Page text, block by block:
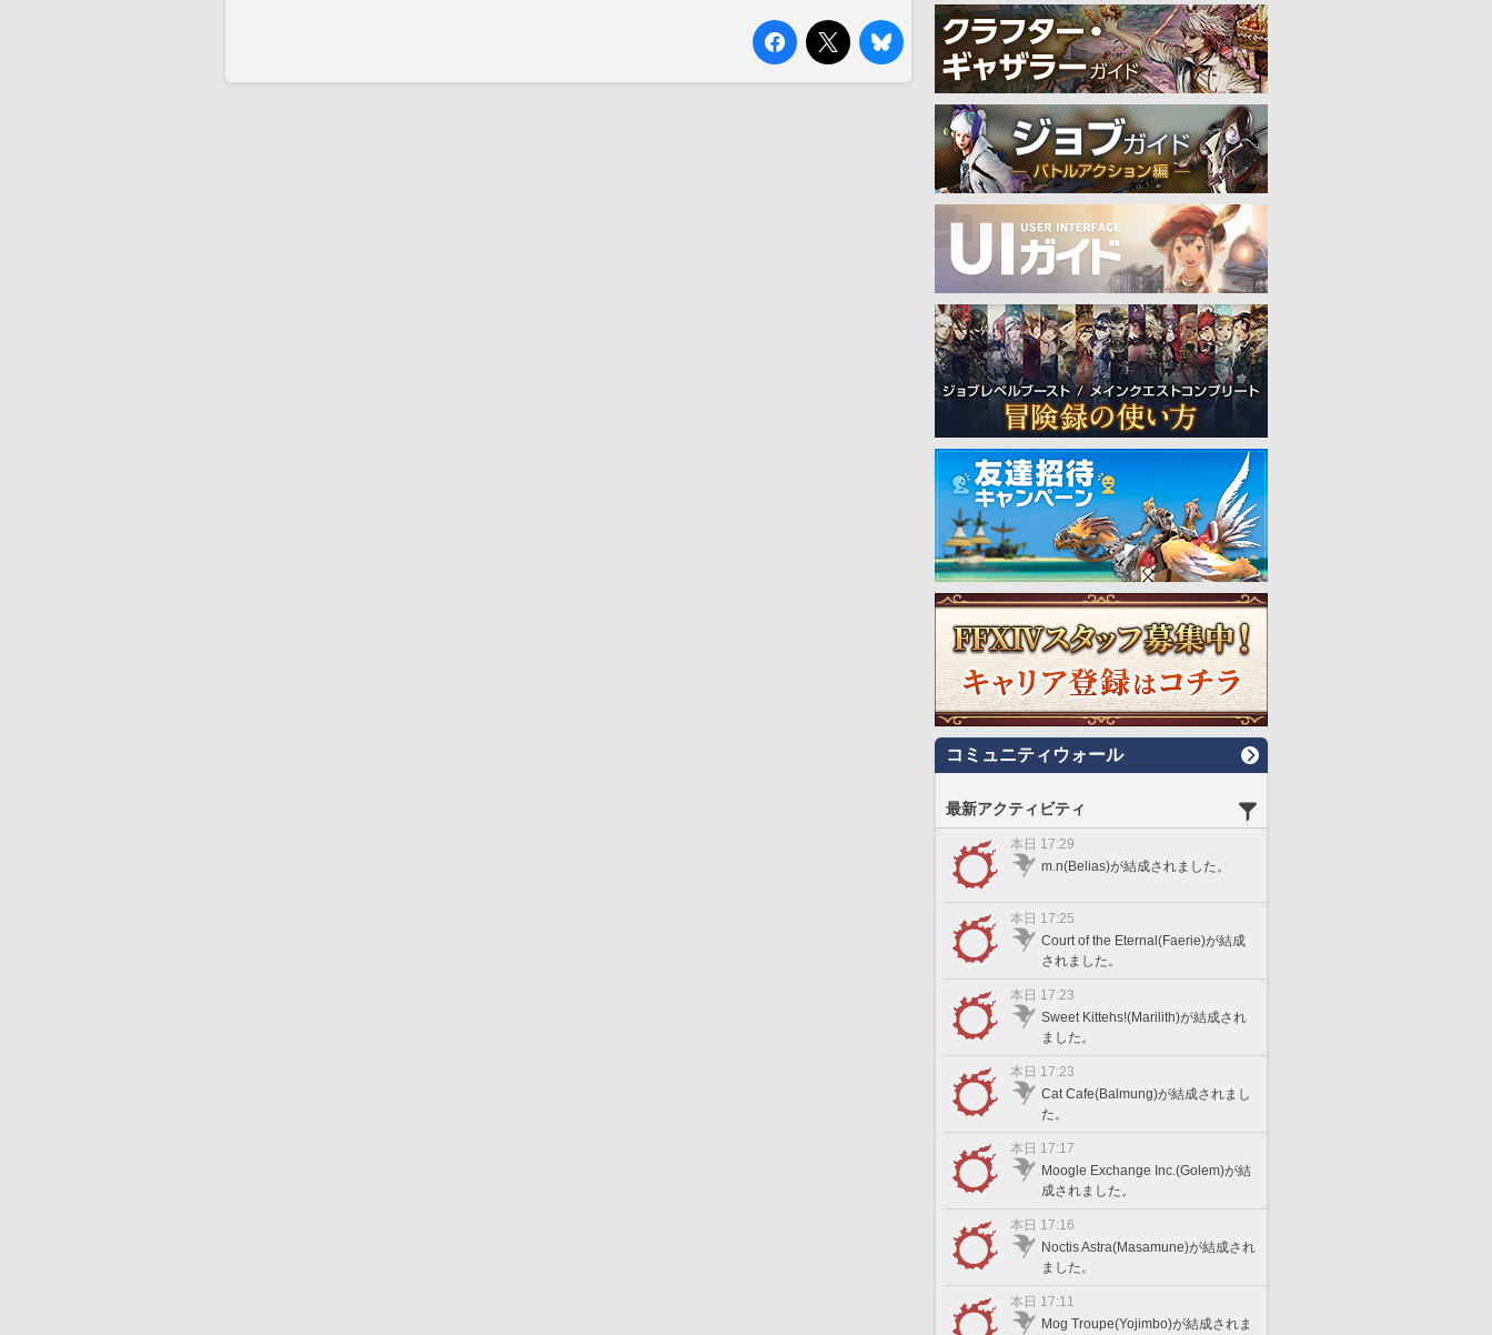
コミュニティウォール
最新アクティビティ
本日 17:29
m.n(Belias)が結成されました。
本日 17:25
Court of the Eternal(Faerie)が結成
されました。
本日 17:23
Sweet Kittehs!(Marilith)が結成され
ました。
本日 17:23
Cat Cafe(Balmung)が結成されまし
た。
本日 17:17
Moogle Exchange Inc.(Golem)が結
成されました。
本日 17:16
Noctis Astra(Masamune)が結成され
ました。
本日 17:11
Mog Troupe(Yojimbo)が結成されま